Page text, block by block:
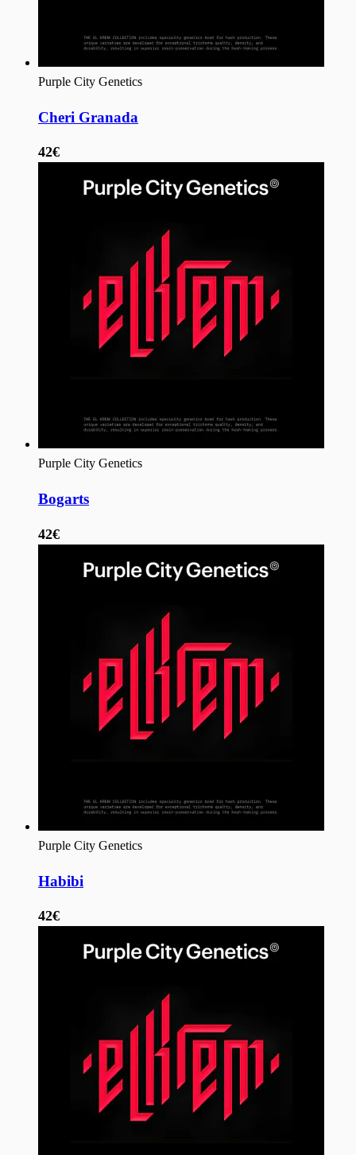
Purple City Genetics
Cheri Granada
42€
Purple City Genetics
Bogarts
42€
Purple City Genetics
Habibi
42€